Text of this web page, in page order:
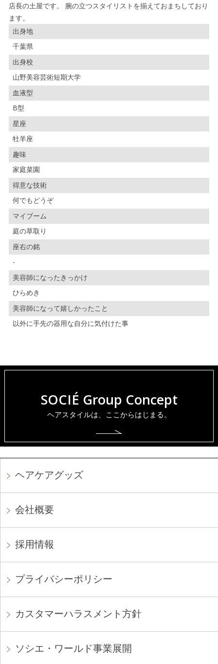
店長の土屋です。 腕の立つスタイリストを揃えておまちしており
ます。
出身地
千葉県
出身校
山野美容芸術短期大学
血液型
B型
星座
牡羊座
趣味
家庭菜園
得意な技術
何でもどうぞ
マイブーム
庭の草取り
座右の銘
-
美容師になったきっかけ
ひらめき
美容師になって嬉しかったこと
以外に手先の器用な自分に気付けた事
SOCIÉ Group Concept
ヘアスタイルは、ここからはじまる。
ヘアケアグッズ
会社概要
採用情報
プライバシーポリシー
カスタマーハラスメント方針
ソシエ・ワールド事業展開